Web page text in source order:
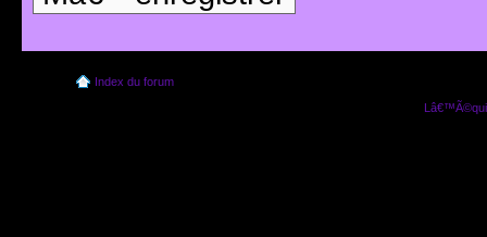
Index du forum